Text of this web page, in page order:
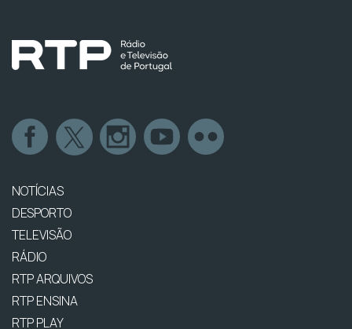
NOTÍCIAS
DESPORTO
TELEVISÃO
RÁDIO
RTP ARQUIVOS
RTP ENSINA
RTP PLAY